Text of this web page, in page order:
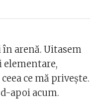
în arenă. Uitasem
elementare,
ce mă priveşte.
apoi acum.